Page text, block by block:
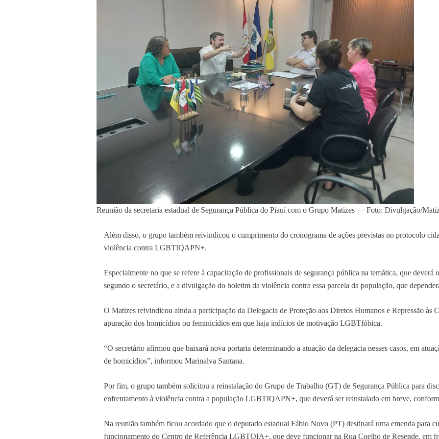
Reunião da secretaria estadual de Segurança Pública do Piauí com o Grupo Matizes — Foto: Divulgação/
Além disso, o grupo também reivindicou o cumprimento do cronograma de ações previstas no protocolo
violência contra LGBTIQAPN+.
Especialmente no que se refere à capacitação de profissionais de segurança pública na temática, que deverá
segundo o secretário, e a divulgação do boletim da violência contra essa parcela da população, que
O Matizes reivindicou ainda a participação da Delegacia de Proteção aos Diretos Humanos e Repressão às
apuração dos homicídios ou feminicídios em que haja indícios de motivação LGBTfóbica.
“O secretário afirmou que baixará nova portaria determinando a atuação da delegacia nesses casos, em
de homicídios”, informou Marinalva Santana.
Por fim, o grupo também solicitou a reinstalação do Grupo de Trabalho (GT) de Segurança Pública para
enfrentamento à violência contra a população LGBTIQAPN+, que deverá ser reinstalado em breve,
Na reunião também ficou acordado que o deputado estadual Fábio Novo (PT) destinará uma emenda para
funcionamento do Centro de Referência LGBTQIA+, que deve funcionar na Rua Coelho de Resende, em